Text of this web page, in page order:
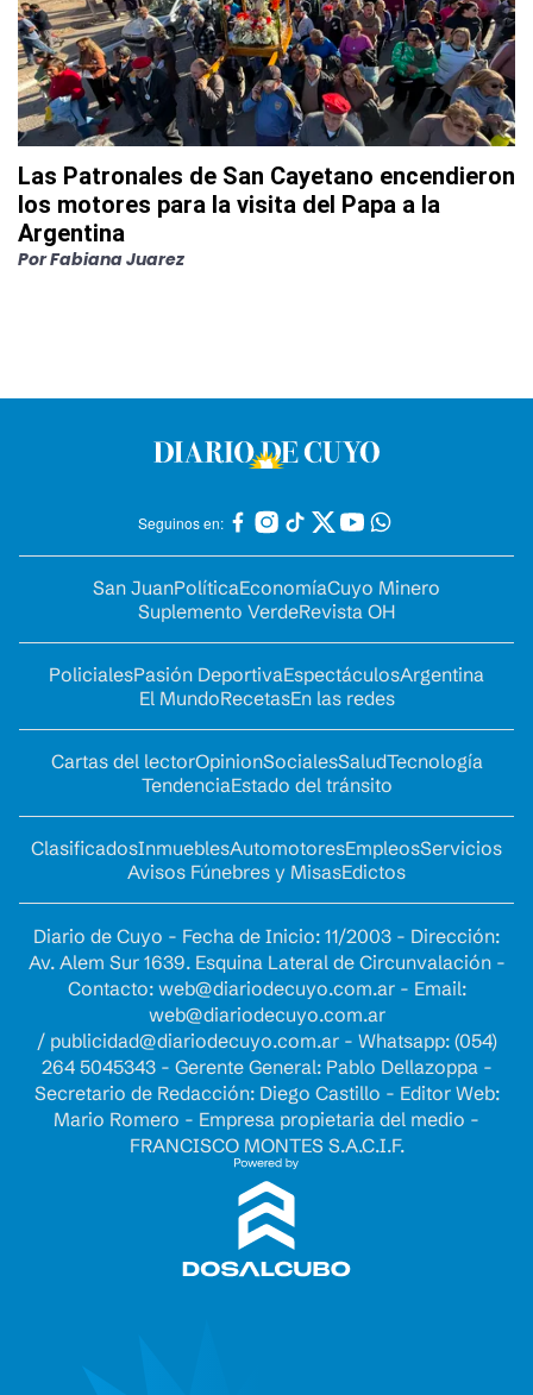
Las Patronales de San Cayetano encendieron
los motores para la visita del Papa a la
Argentina
PorFabiana Juarez
Seguinos en:
San JuanPolíticaEconomíaCuyo Minero
Suplemento VerdeRevista OH
PolicialesPasión DeportivaEspectáculosArgentina
El MundoRecetasEn las redes
Cartas del lectorOpinionSocialesSaludTecnología
TendenciaEstado del tránsito
ClasificadosInmueblesAutomotoresEmpleosServicios
Avisos Fúnebres y MisasEdictos
Diario de Cuyo - Fecha de Inicio: 11/2003 - Dirección:
Av. Alem Sur 1639. Esquina Lateral de Circunvalación -
Contacto: web@diariodecuyo.com.ar- Email:
web@diariodecuyo.com.ar
/ publicidad@diariodecuyo.com.ar- Whatsapp: (054)
264 5045343 - Gerente General: Pablo Dellazoppa -
Secretario de Redacción: Diego Castillo - Editor Web:
Mario Romero - Empresa propietaria del medio -
FRANCISCO MONTES S.A.C.I.F.